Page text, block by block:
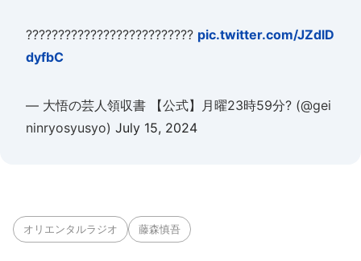
?????????????????????????? pic.twitter.com/JZdlD
dyfbC
— 大悟の芸人領収書 【公式】月曜23時59分? (@gei
ninryosyusyo) July 15, 2024
オリエンタルラジオ 藤森慎吾